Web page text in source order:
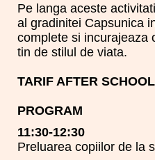
Pe langa aceste
al gradinitei Capsunica
complete si incurajeaza
tin de stilul de viata.
TARIF AFTER
PROGRAM
11:30-12:30
Preluarea copiilor de la